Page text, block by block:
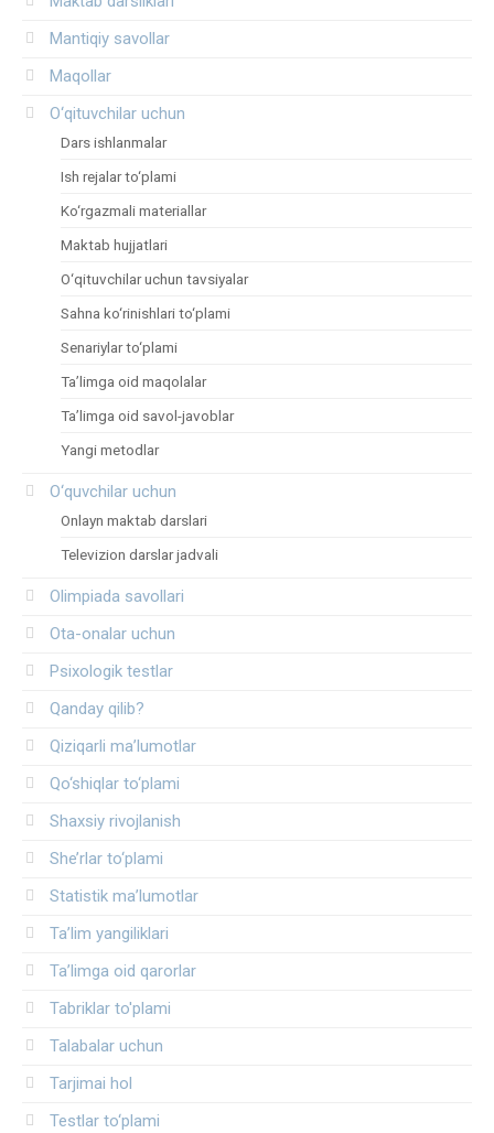
Mantiqiy savollar
Maqollar
O‘qituvchilar uchun
Dars ishlanmalar
Ish rejalar to‘plami
Ko‘rgazmali materiallar
Maktab hujjatlari
O‘qituvchilar uchun tavsiyalar
Sahna ko‘rinishlari to‘plami
Senariylar to‘plami
Ta’limga oid maqolalar
Ta’limga oid savol-javoblar
Yangi metodlar
O‘quvchilar uchun
Onlayn maktab darslari
Televizion darslar jadvali
Olimpiada savollari
Ota-onalar uchun
Psixologik testlar
Qanday qilib?
Qiziqarli ma’lumotlar
Qo‘shiqlar to‘plami
Shaxsiy rivojlanish
She’rlar to‘plami
Statistik ma’lumotlar
Ta’lim yangiliklari
Ta’limga oid qarorlar
Tabriklar to'plami
Talabalar uchun
Tarjimai hol
Testlar to‘plami